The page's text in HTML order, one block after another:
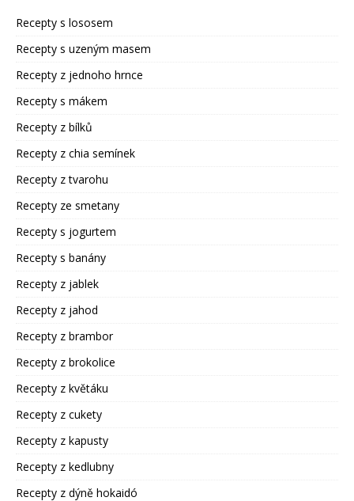
Recepty s lososem
Recepty s uzeným masem
Recepty z jednoho hrnce
Recepty s mákem
Recepty z bílků
Recepty z chia semínek
Recepty z tvarohu
Recepty ze smetany
Recepty s jogurtem
Recepty s banány
Recepty z jablek
Recepty z jahod
Recepty z brambor
Recepty z brokolice
Recepty z květáku
Recepty z cukety
Recepty z kapusty
Recepty z kedlubny
Recepty z dýně hokaidó